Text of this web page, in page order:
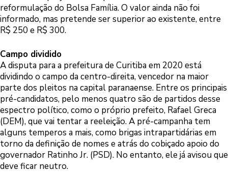
reformulação do Bolsa Família. O valor ainda não foi
informado, mas pretende ser superior ao existente, entre
R$ 250 e R$ 300.
Campo dividido
A disputa para a prefeitura de Curitiba em 2020 está
dividindo o campo da centro-direita, vencedor na maior
parte dos pleitos na capital paranaense. Entre os principais
pré-candidatos, pelo menos quatro são de partidos desse
espectro político, como o próprio prefeito, Rafael Greca
(DEM), que vai tentar a reeleição. A pré-campanha tem
alguns temperos a mais, como brigas intrapartidárias em
torno da definição de nomes e atrás do cobiçado apoio do
governador Ratinho Jr. (PSD). No entanto, ele já avisou que
deve ficar neutro.